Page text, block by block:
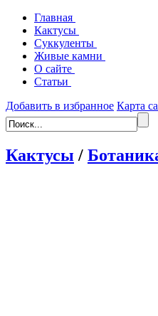
Главная
Кактусы
Суккуленты
Живые камни
О сайте
Статьи
Добавить в избранное Карта
Кактусы /